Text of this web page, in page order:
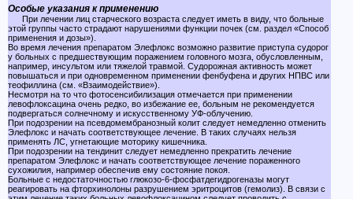
Особые указания к применению
При лечении лиц старческого возраста следует иметь в виду, что больные
этой группы часто страдают нарушениями функции почек (см. раздел «Способ
применения и дозы»).
Во время лечения препаратом Элефлокс возможно развитие приступа судорог
у больных с предшествующим поражением головного мозга, обусловленным,
например, инсультом или тяжелой травмой. Судорожная активность может
повышаться и при одновременном применении фенбуфена и других НПВС или
теофиллина (см. «Взаимодействие»).
Несмотря на то что фотосенсибилизация отмечается при применении
левофлоксацина очень редко, во избежание ее, больным не рекомендуется
подвергаться солнечному и искусственному УФ-облучению.
При подозрении на псевдомембранозный колит следует немедленно отменить
Элефлокс и начать соответствующее лечение. В таких случаях нельзя
применять ЛС, угнетающие моторику кишечника.
При подозрении на тендинит следует немедленно прекратить лечение
препаратом Элефлокс и начать соответствующее лечение пораженного
сухожилия, например обеспечив ему состояние покоя.
Больные с недостаточностью глюкозо-6-фосфатдегидрогеназы могут
реагировать на фторхинолоны разрушением эритроцитов (гемолиз). В связи с